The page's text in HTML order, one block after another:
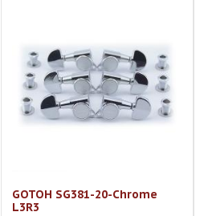
GOTOH SG381-20-Chrome
L3R3